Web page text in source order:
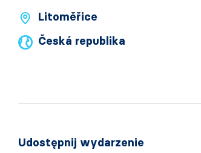
Litoměřice
Česká republika
Udostępnij wydarzenie